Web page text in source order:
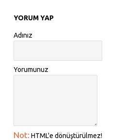
YORUM YAP
Adınız
Yorumunuz
Not: HTML'e dönüştürülmez!